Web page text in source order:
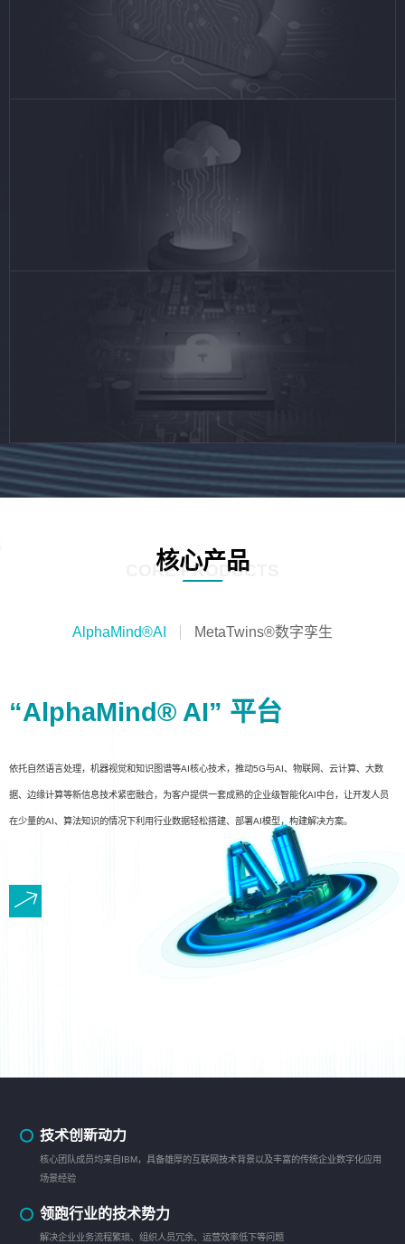
核心产品
CORE PRODUCTS
AlphaMind®AI MetaTwins®数字孪生
“AlphaMind® AI” 平台
依托自然语言处理，机器视觉和知识图谱等AI核心技术，推动5G与AI、物联网、云计算、大数
据、边缘计算等新信息技术紧密融合，为客户提供一套成熟的企业级智能化AI中台，让开发人员
在少量的AI、算法知识的情况下利用行业数据轻松搭建、部署AI模型，构建解决方案。
技术创新动力
核心团队成员均来自IBM，具备雄厚的互联网技术背景以及丰富的传统企业数字化应用
场景经验
领跑行业的技术势力
解决企业业务流程繁琐、组织人员冗余、运营效率低下等问题